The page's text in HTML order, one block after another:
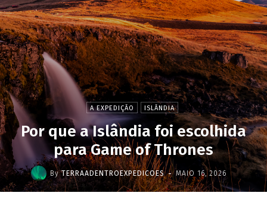
A EXPEDIÇÃO ISLÂNDIA
Por que a Islândia foi escolhida
para Game of Thrones
By TERRAADENTROEXPEDICOES - MAIO 16, 2026